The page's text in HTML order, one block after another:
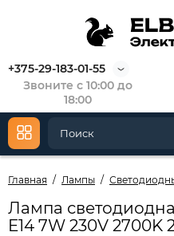
+375-29-183-01-55
Звоните с 10:00 до
18:00
Главная Лампы
Лампа
E14 7W 230V 2700K